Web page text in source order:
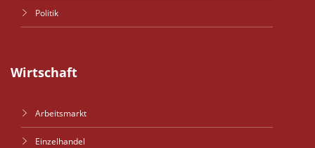
Politik
Wirtschaft
Arbeitsmarkt
Einzelhandel